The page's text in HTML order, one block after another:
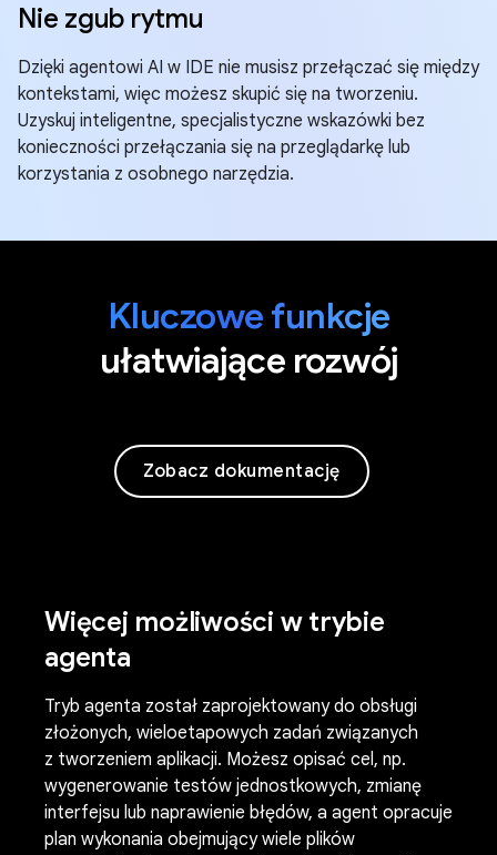
Nie zgub rytmu
Dzięki agentowi AI w IDE nie musisz przełączać się między
kontekstami, więc możesz skupić się na tworzeniu.
Uzyskuj inteligentne, specjalistyczne wskazówki bez
konieczności przełączania się na przeglądarkę lub
korzystania z osobnego narzędzia.
Kluczowe funkcje
ułatwiające rozwój
Zobacz dokumentację
Więcej możliwości w trybie
agenta
Tryb agenta został zaprojektowany do obsługi
złożonych, wieloetapowych zadań związanych
z tworzeniem aplikacji. Możesz opisać cel, np.
wygenerowanie testów jednostkowych, zmianę
interfejsu lub naprawienie błędów, a agent opracuje
plan wykonania obejmujący wiele plików